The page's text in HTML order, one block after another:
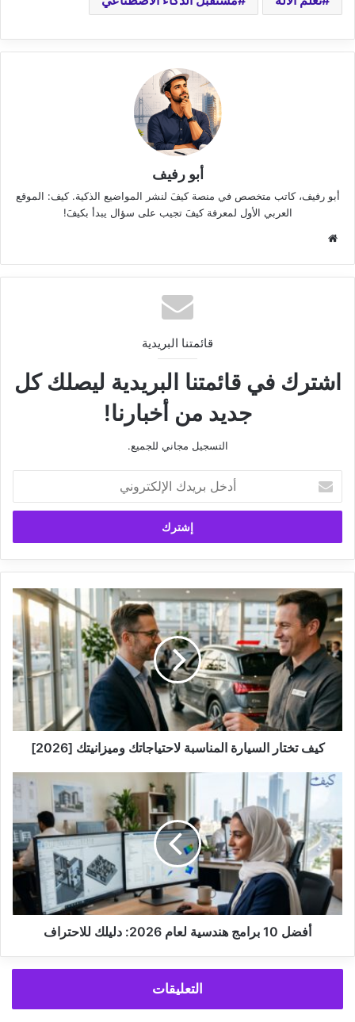
أبو رفيف
أبو رفيف، كاتب متخصص في منصة كيفَ لنشر المواضيع الذكية. كيف: الموقع
العربي الأول لمعرفة كيفَ تجيب على سؤال يبدأ بكيفَ!
موقع
قائمتنا البريدية
اشترك في قائمتنا البريدية ليصلك كل
جديد من أخبارنا!
التسجيل مجاني للجميع.
بريدك
الإلكتروني
كيف
تختار
السيارة
المناسبة
لاحتياجاتك
وميزانيتك
كيف تختار السيارة المناسبة لاحتياجاتك وميزانيتك [2026]
أفضل
هندسية
لعام
2026:
دليلك
للاحتراف
أفضل 10 برامج هندسية لعام 2026: دليلك للاحتراف
التعليقات